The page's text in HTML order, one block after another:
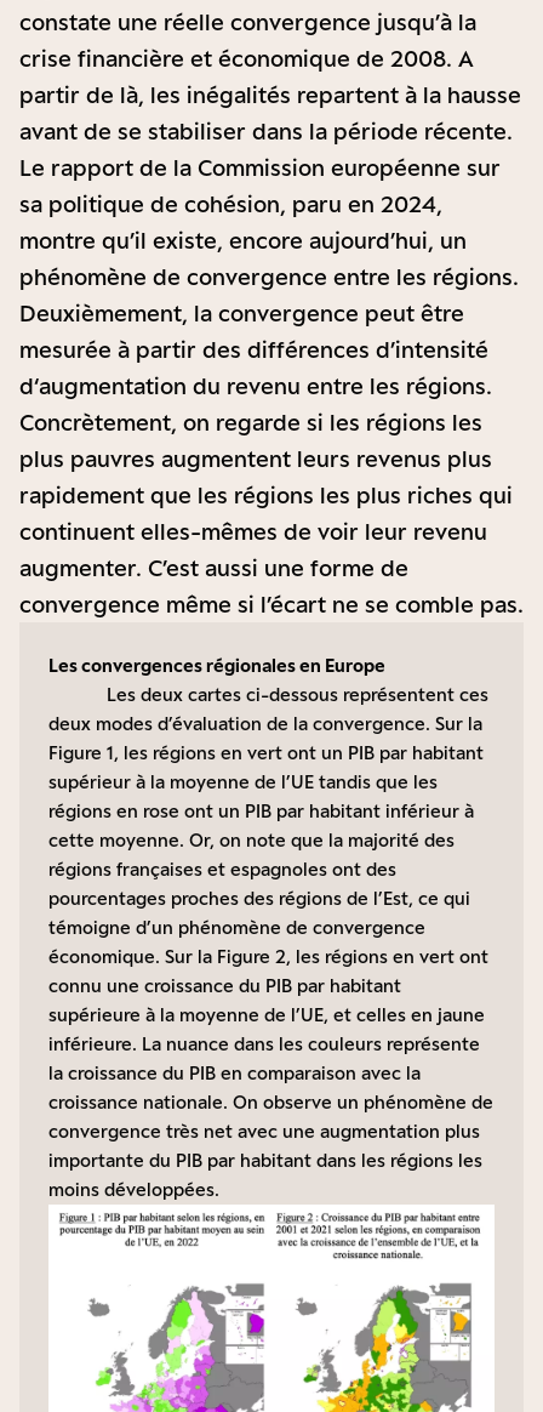
constate une réelle convergence jusqu’à la
crise financière et économique de 2008. A
partir de là, les inégalités repartent à la hausse
avant de se stabiliser dans la période récente.
Le rapport de la Commission européenne sur
sa politique de cohésion, paru en 2024,
montre qu’il existe, encore aujourd’hui, un
phénomène de convergence entre les régions.
Deuxièmement, la convergence peut être
mesurée à partir des différences d’intensité
d‘augmentation du revenu entre les régions.
Concrètement, on regarde si les régions les
plus pauvres augmentent leurs revenus plus
rapidement que les régions les plus riches qui
continuent elles-mêmes de voir leur revenu
augmenter. C’est aussi une forme de
convergence même si l’écart ne se comble pas.
Les convergences régionales en Europe
Les deux cartes ci-dessous représentent ces
deux modes d’évaluation de la convergence. Sur la
Figure 1, les régions en vert ont un PIB par habitant
supérieur à la moyenne de l’UE tandis que les
régions en rose ont un PIB par habitant inférieur à
cette moyenne. Or, on note que la majorité des
régions françaises et espagnoles ont des
pourcentages proches des régions de l’Est, ce qui
témoigne d’un phénomène de convergence
économique. Sur la Figure 2, les régions en vert ont
connu une croissance du PIB par habitant
supérieure à la moyenne de l’UE, et celles en jaune
inférieure. La nuance dans les couleurs représente
la croissance du PIB en comparaison avec la
croissance nationale. On observe un phénomène de
convergence très net avec une augmentation plus
importante du PIB par habitant dans les régions les
moins développées.